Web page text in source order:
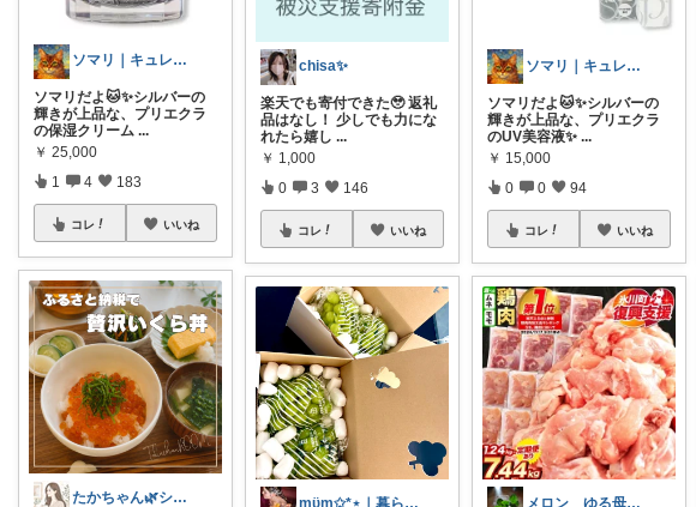
ソマリ｜キュレルを全部揃えたよ✨見てね！
ソマリだよ🐱✨シルバーの
輝きが上品な、プリエクラ
の保湿クリーム ...
￥ 25,000
1 4 183
コレ いいね
たかちゃん🌿シンプルで心地よい暮らし
chisa✨
楽天でも寄付できた🥹 返礼
品はなし！ 少しでも力にな
れたら嬉し ...
￥ 1,000
0 3 146
コレ いいね
mϋm✩*⋆｜暮らしに寄り添うもの
ソマリ｜キュレルを全部揃えたよ✨見てね！
ソマリだよ🐱✨シルバーの
輝きが上品な、プリエクラ
のUV美容液✨ ...
￥ 15,000
0 0 94
コレ いいね
メロン ゆる母ごはん